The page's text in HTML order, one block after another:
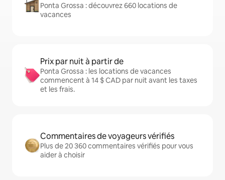
Ponta Grossa : découvrez 660 locations de
vacances
Prix par nuit à partir de
Ponta Grossa : les locations de vacances
commencent à 14 $ CAD par nuit avant les taxes
et les frais.
Commentaires de voyageurs vérifiés
Plus de 20 360 commentaires vérifiés pour vous
aider à choisir